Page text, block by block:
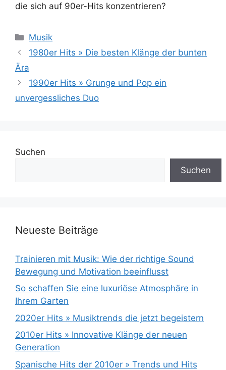
die sich auf 90er-Hits konzentrieren?
Kategorien
Musik
1980er Hits » Die besten Klänge der bunten
Ära
1990er Hits » Grunge und Pop ein
unvergessliches Duo
Suchen
Suchen
Neueste Beiträge
Trainieren mit Musik: Wie der richtige Sound
Bewegung und Motivation beeinflusst
So schaffen Sie eine luxuriöse Atmosphäre in
Ihrem Garten
2020er Hits » Musiktrends die jetzt begeistern
2010er Hits » Innovative Klänge der neuen
Generation
Spanische Hits der 2010er » Trends und Hits